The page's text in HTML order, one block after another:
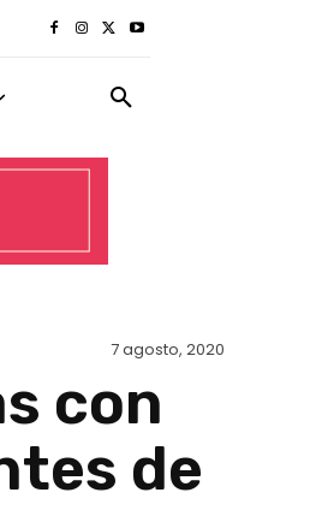
7 agosto, 2020
con
de